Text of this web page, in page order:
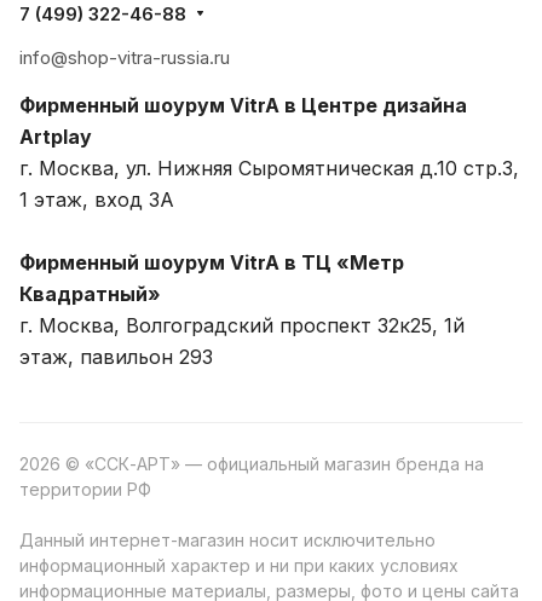
7 (499) 322-46-88
info@shop-vitra-russia.ru
Фирменный шоурум VitrA в Центре дизайна
Artplay
г. Москва, ул. Нижняя Сыромятническая д.10 стр.3,
1 этаж, вход 3A
Фирменный шоурум VitrA в ТЦ «Метр
Квадратный»
г. Москва, Волгоградский проспект 32к25, 1й
этаж, павильон 293
2026 © «ССК-АРТ» — официальный магазин бренда на
территории РФ
Данный интернет-магазин носит исключительно
информационный характер и ни при каких условиях
информационные материалы, размеры, фото и цены сайта